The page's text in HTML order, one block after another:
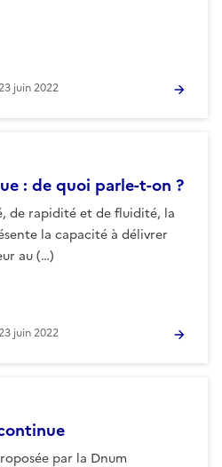
juin 2022
: de quoi parle-t-on ?
de rapidité et de fluidité, la
la capacité à délivrer
au (…)
juin 2022
par la Dnum